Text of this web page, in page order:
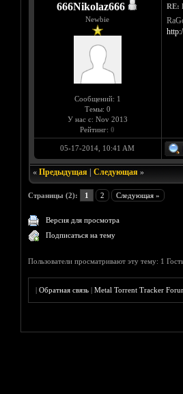
666Nikolaz666
Newbie
Сообщений: 1
Темы: 0
У нас с: Nov 2013
Рейтинг: 0
RE:
05-17-2014, 10:41 AM
« Предыдущая| Следующая»
Страницы (2): 1 2 Следующая »
Версия для просмотра
Подписаться на тему
Пользователи просматривают эту тему: 1
|Обратная связь |Metal Torrent Tracker